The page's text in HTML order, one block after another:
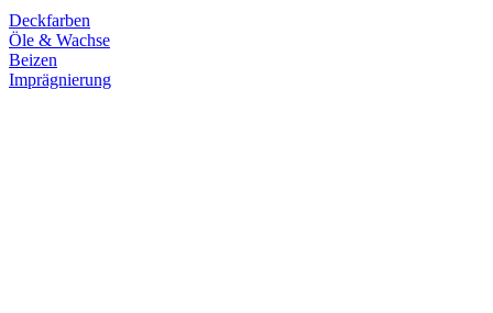
Deckfarben
Öle & Wachse
Beizen
Imprägnierung